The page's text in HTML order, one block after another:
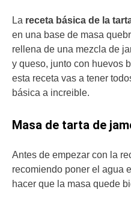
La receta básica de la
en una base de masa
rellena de una mezcla de
y queso, junto con huevos
esta receta vas a tener
básica a increible.
Masa de tarta de
Antes de empezar con la
recomiendo poner el agua
hacer que la masa quede